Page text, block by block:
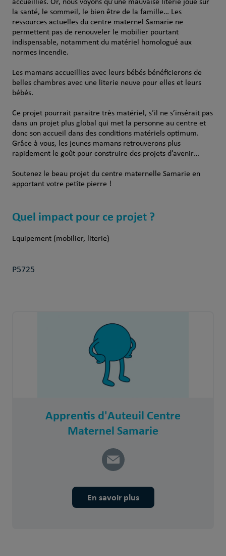
accueillies. Or, nous voyons qu’une mauvaise literie joue sur
la santé, le sommeil, le bien être de la famille… Les
ressources actuelles du centre maternel Samarie ne
permettent pas de renouveler le mobilier pourtant
indispensable, notamment du matériel homologué aux
normes incendie.
Les mamans accueillies avec leurs bébés bénéficierons de
belles chambres avec une literie neuve pour elles et leurs
bébés.
Ce projet pourrait paraitre très matériel, s’il ne s’insérait pas
dans un projet plus global qui met la personne au centre et
donc son accueil dans des conditions matériels optimum.
Grâce à vous, les jeunes mamans retrouverons plus
rapidement le goût pour construire des projets d’avenir…
Soutenez le beau projet du centre maternelle Samarie en
apportant votre petite pierre !
Quel impact pour ce projet ?
Equipement (mobilier, literie)
P5725
Apprentis d'Auteuil Centre
Maternel Samarie
En savoir plus